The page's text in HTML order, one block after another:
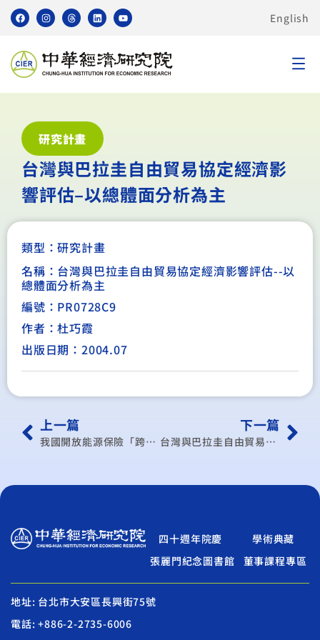
English
研究計畫
台灣與巴拉圭自由貿易協定經濟影
響評估–以總體面分析為主
類型：研究計畫
名稱：台灣與巴拉圭自由貿易協定經濟影響評估--以
總體面分析為主
編號：PR0728C9
作者：杜巧霞
出版日期：2004.07
上一篇
我國開放能源保險「跨境提供服務」及「國外消費」對我國保險產業之影響
下一篇
台灣與巴拉圭自由貿易協定經濟影響評估–以產業面分析為主
四十週年院慶
學術典藏
張麗門紀念圖書館
董事課程專區
地址: 台北市大安區長興街75號
電話: +886-2-2735-6006